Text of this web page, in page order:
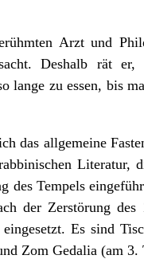
Arzt und
Deshalb rät
lange zu essen, bis
das allgemeine
Literatur,
des Tempels
der Zerstörung
eingesetzt. Es sind
Zom Gedalia (am 3.